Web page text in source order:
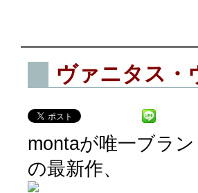
ヴァニタス・
montaが唯一ブラ
の最新作、